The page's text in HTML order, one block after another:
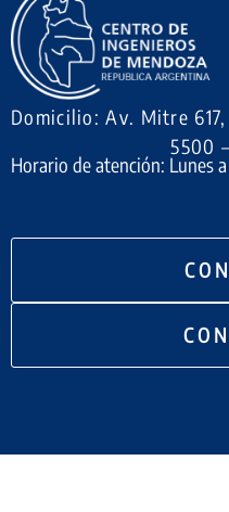
Domicilio: Av. Mitre
5500
Horario de atención: Lunes